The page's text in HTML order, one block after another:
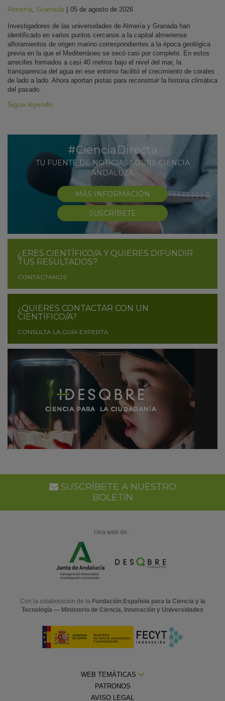
Almería, Granada | 05 de agosto de 2026
Investigadores de las universidades de Almería y Granada han
identificado en varios puntos cercanos a la capital almeriense
afloramientos de origen marino correspondientes a la época geológica
previa en la que el Mediterráneo se secó casi por completo. En estos
arrecifes formados a casi 40 metros bajo el nivel del mar, la
transparencia del agua en ese entorno facilitó el crecimiento de corales
de lado a lado. Ahora aportan pistas para reconstruir la historia climática
del pasado.
Sigue leyendo
#CienciaDirecta
TU FUENTE DE NOTICIAS SOBRE CIENCIA
ANDALUZA
MÁS INFORMACIÓN
SUSCRÍBETE
¿ERES CIENTÍFICO/A Y QUIERES DIFUNDIR
TUS RESULTADOS?
CONTÁCTANOS
¿QUIERES CONTACTAR CON UN
CIENTÍFICO/A?
CONSULTA LA GUÍA EXPERTA
SUSCRÍBETE A NUESTRO
BOLETÍN
Una web de:
Con la colaboración de la Fundación Española para la Ciencia y la
Tecnología — Ministerio de Ciencia, Innovación y Universidades
WEB TEMÁTICAS
PATRONOS
AVISO LEGAL